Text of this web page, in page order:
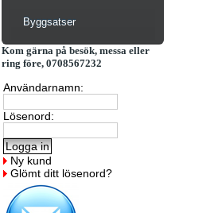
Byggsatser
Kom gärna på besök, messa eller
ring före, 0708567232
Användarnamn:
Lösenord:
Ny kund
Glömt ditt lösenord?